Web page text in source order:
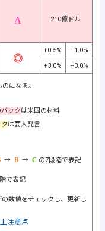
210億ドル
+0.5%
+1.0%
+3.0%
+3.0%
になる。
ックは米国の材料
は要人発言
→ → の7段階で表記
で表記
数値をチェックし、更新し
注意点